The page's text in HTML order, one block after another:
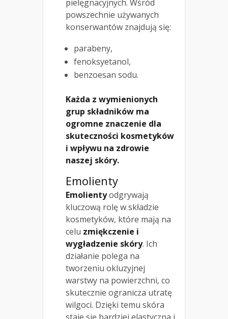
pielęgnacyjnych. Wśród
powszechnie używanych
konserwantów znajdują się:
parabeny,
fenoksyetanol,
benzoesan sodu.
Każda z wymienionych
grup składników ma
ogromne znaczenie dla
skuteczności kosmetyków
i wpływu na zdrowie
naszej skóry.
Emolienty
Emolientyodgrywają
kluczową rolę w składzie
kosmetyków, które mają na
celu zmiękczenie i
wygładzenie skóry. Ich
działanie polega na
tworzeniu okluzyjnej
warstwy na powierzchni, co
skutecznie ogranicza utratę
wilgoci. Dzięki temu skóra